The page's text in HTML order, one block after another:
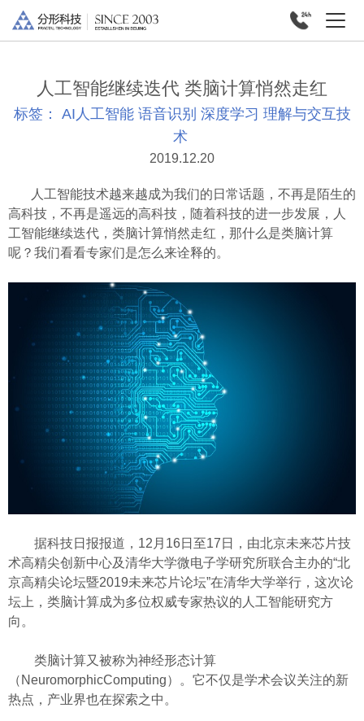
人工智能继续迭代 类脑计算悄然走红
标签： AI人工智能 语音识别 深度学习 理解与交互技
术
2019.12.20
人工智能技术越来越成为我们的日常话题，不再是陌生的
高科技，不再是遥远的高科技，随着科技的进一步发展，人
工智能继续迭代，类脑计算悄然走红，那什么是类脑计算
呢？我们看看专家们是怎么来诠释的。
据科技日报报道，12月16日至17日，由北京未来芯片技
术高精尖创新中心及清华大学微电子学研究所联合主办的“北
京高精尖论坛暨2019未来芯片论坛”在清华大学举行，这次论
坛上，类脑计算成为多位权威专家热议的人工智能研究方
向。
类脑计算又被称为神经形态计算
（NeuromorphicComputing）。它不仅是学术会议关注的新
热点，产业界也在探索之中。